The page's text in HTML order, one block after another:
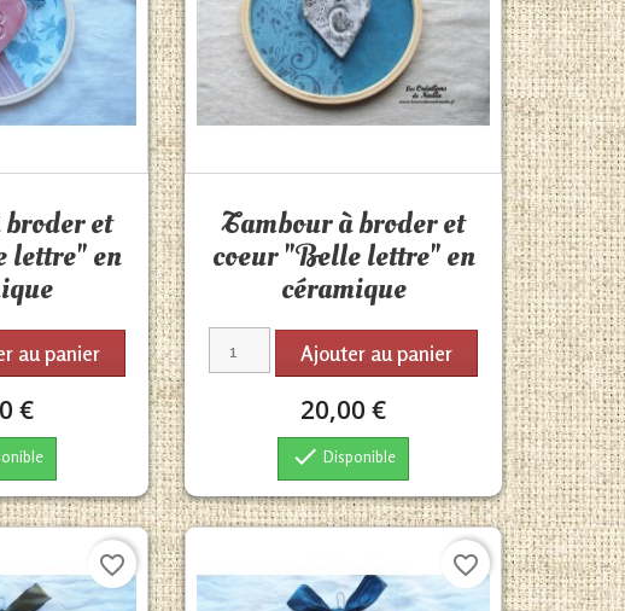
et
lettre" en
au panier
€
Tambour à broder et
coeur "Belle lettre" en
céramique
Ajouter au panier
20,00 €
 Disponible
favorite_border favorite_border